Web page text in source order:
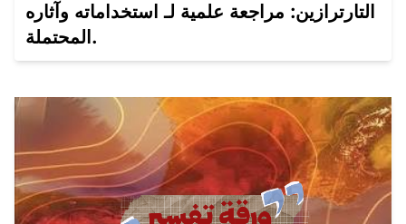
التارترازين: مراجعة علمية لـ استخداماته وآثاره
المحتملة.